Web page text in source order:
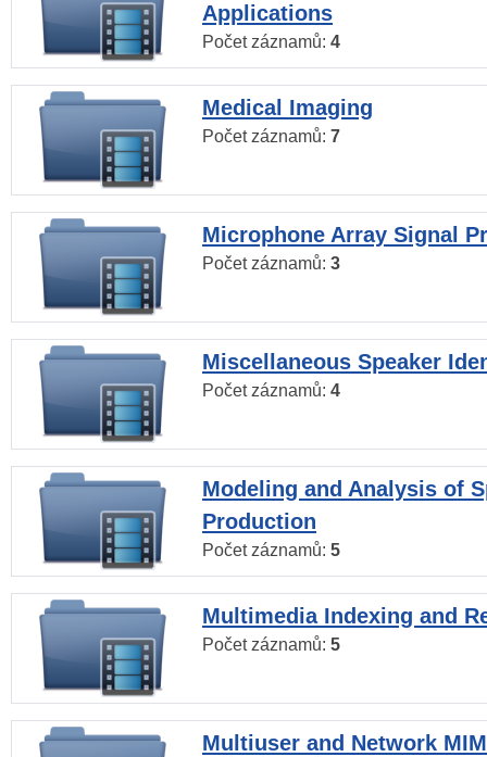
Applications
Počet záznamů: 4
Medical Imaging
Počet záznamů: 7
Microphone Array Signal
Počet záznamů: 3
Miscellaneous Speaker
Počet záznamů: 4
Modeling and Analysis of
Production
Počet záznamů: 5
Multimedia Indexing and
Počet záznamů: 5
Multiuser and Network